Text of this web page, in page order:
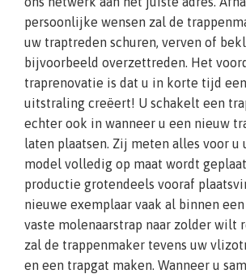
persoonlijke wensen zal de
uw traptreden schuren, verven of
bijvoorbeeld overzettreden. Het
traprenovatie is dat u in korte tijd
uitstraling creëert! U schakelt een
echter ook in wanneer u een nieuw
laten plaatsen. Zij meten alles voor u
model volledig op maat wordt
productie grotendeels vooraf
nieuwe exemplaar vaak al binnen een
vaste molenaarstrap naar zolder wilt
zal de trappenmaker tevens uw
en een trapgat maken. Wanneer u